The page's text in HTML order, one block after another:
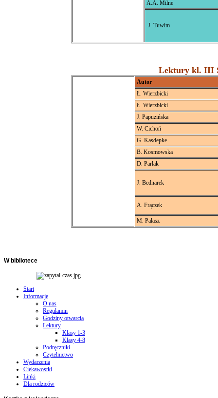
A.A. Milne
J. Tuwim
Lektury kl. III
Autor
Ł. Wierzbicki
Ł. Wierzbicki
J. Papuzińska
W. Cichoń
G. Kasdepke
B. Kosmowska
D. Parlak
J. Bednarek
A. Frączek
M. Pałasz
Wbibliotece
Start
Informacje
O nas
Regulamin
Godziny otwarcia
Lektury
Klasy 1-3
Klasy 4-8
Podręczniki
Czytelnictwo
Wydarzenia
Ciekawostki
Linki
Dla rodziców